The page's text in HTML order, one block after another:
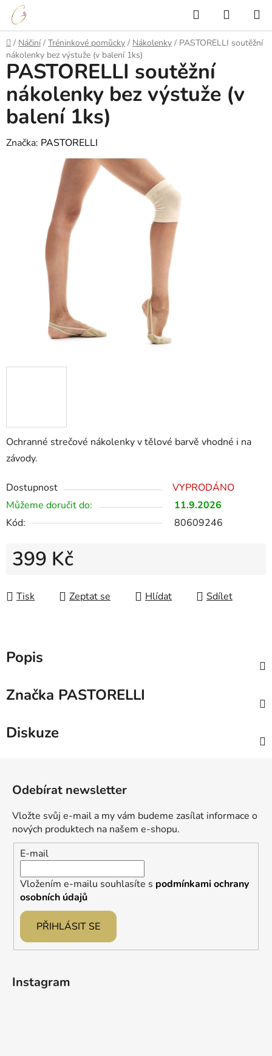
Přejít
obsah
Hledat
KOŠÍK
Domů
/ Náčiní / Tréninkové pomůcky / Nákolenky / PASTORELLI soutěžní
nákolenky bez výstuže (v balení 1ks)
Ochranné strečové nákolenky v tělové barvě vhodné i na
závody.
Dostupnost
VYPRODÁNO
Můžeme doručit do:
11.9.2026
Kód:
80609246
399 Kč
Tisk
Zeptat se Hlídat Sdílet
PASTORELLI soutěžní
nákolenky bez výstuže (v
balení 1ks)
Značka: PASTORELLI
Popis
Značka PASTORELLI
Diskuze
Odebírat newsletter
Vložte svůj e-mail a my vám budeme zasílat informace o
nových produktech na našem e-shopu.
E-mail
Vložením e-mailu souhlasíte s podmínkami ochrany
osobních údajů
PŘIHLÁSIT SE
Instagram